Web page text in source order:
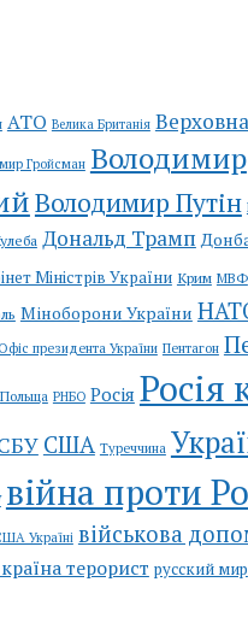
АТО Велика Британія
Гройсман Володимир
Володимир Путін
Дональд Трамп
Міністрів України Крим МВФ
Міноборони України
Офіс президента України Пентагон
Польща РНБО Росія Росія
США Туреччина
війна проти
Україні військова
країна терорист русский мир